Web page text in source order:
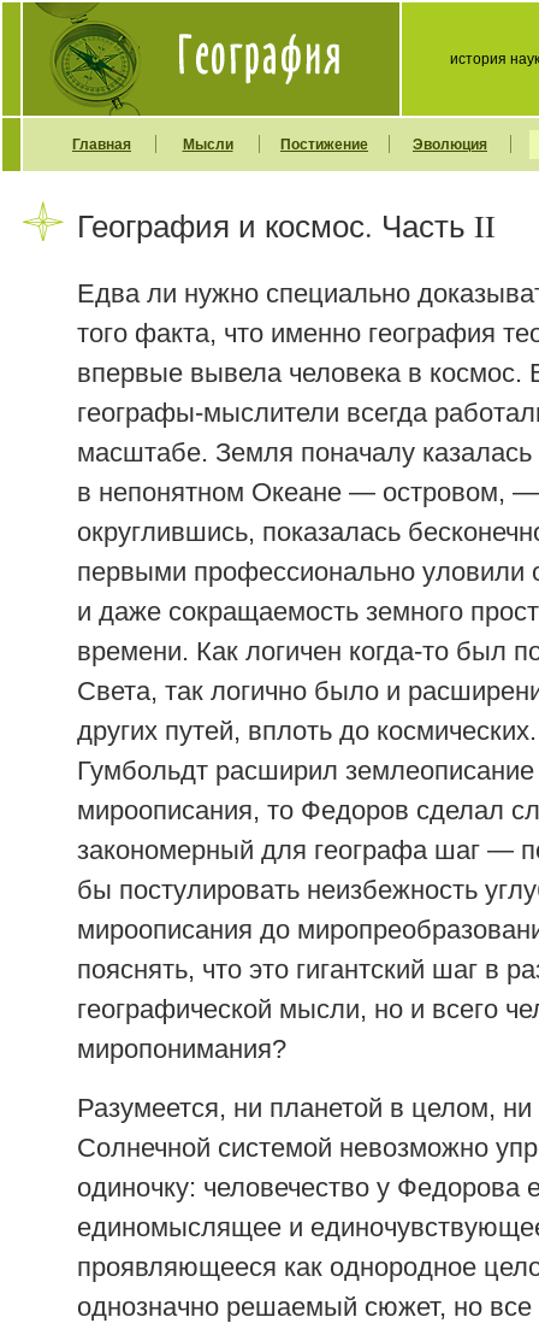
история
Главная Мысли Постижение Эволюция
География и космос. Часть II
Едва ли нужно специально
того факта, что именно география
впервые вывела человека в космос.
географы-мыслители всегда
масштабе. Земля поначалу
в непонятном Океане — островом,
округлившись, показалась
первыми профессионально уловили
и даже сокращаемость земного
времени. Как логичен когда-то был
Света, так логично было и
других путей, вплоть до
Гумбольдт расширил
мироописания, то Федоров сделал
закономерный для географа шаг —
бы постулировать неизбежность
мироописания до
пояснять, что это гигантский шаг в
географической мысли, но и всего
миропонимания?
Разумеется, ни планетой в целом,
Солнечной системой невозможно
одиночку: человечество у Федорова
единомыслящее и
проявляющееся как однородное
однозначно решаемый сюжет, но все